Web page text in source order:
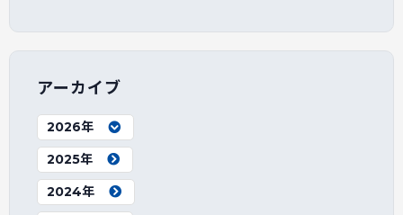
アーカイブ
2026年
2025年
2024年